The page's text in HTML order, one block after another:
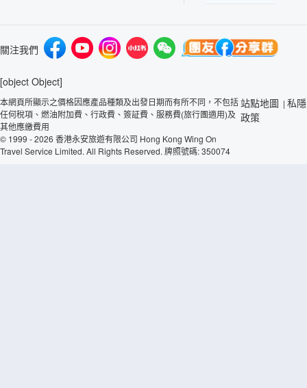
關注我們
[object Object]
本網頁所顯示之價格因應產品種類及出發日期而有所不同，不包括
任何稅項、燃油附加費、行政費、簽証費、服務費(旅行團適用)及
其他應繳費用
© 1999 - 2026 香港永安旅遊有限公司 Hong Kong Wing On
Travel Service Limited. All Rights Reserved. 牌照號碼: 350074
站點地圖 | 私隱
政策